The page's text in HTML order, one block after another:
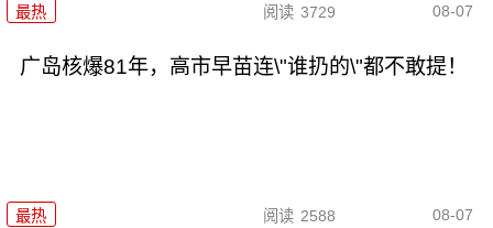
最热 阅读 3729 08-07
广岛核爆81年，高市早苗连\"谁扔的\"都不敢提！
最热 阅读 2588 08-07